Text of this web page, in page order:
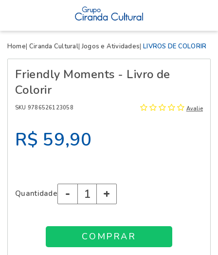
Home Ciranda Cultural Jogos e Atividades LIVROS DE COLORIR
Friendly Moments - Livro de
Colorir
SKU 9786526123058 Avalie
R$ 59,90
Quantidade - +